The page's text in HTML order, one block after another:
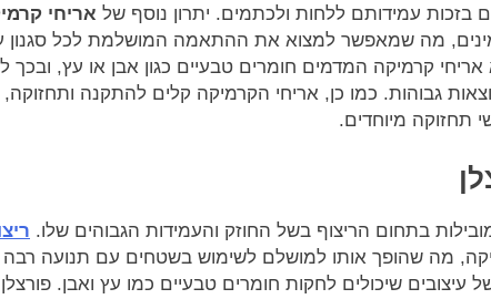
בזכות עמידותם ללחות ולכתמים. יתרון נוסף של אריחי
מה שמאפשר למצוא את ההתאמה המושלמת לכל סגנון
אריחי קרמיקה המדמים חומרים טבעיים כגון אבן או עץ, ובכך
גבוהות. כמו כן, אריחי הקרמיקה קלים להתקנה
תחזוקה מיוחדים.
בתחום הריצוף בשל החוזק והעמידות הגבוהים שלו.
מה שהופך אותו למושלם לשימוש בשטחים עם תנועה רבה
עיצובים שיכולים לחקות חומרים טבעיים כמו עץ ואבן. פורצלן